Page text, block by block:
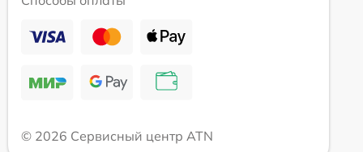
© 2026 Сервисный центр ATN